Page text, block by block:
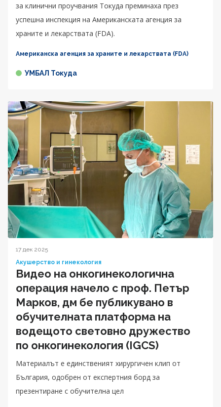
за клинични проучвания Токуда преминаха през
успешна инспекция на Американската агенция за
храните и лекарствата (FDA).
Американска агенция за храните и лекарствата (FDA)
УМБАЛ Токуда
17 дек 2025
Акушерство и гинекология
Видео на онкогинекологична
операция начело с проф. Петър
Марков, дм бе публикувано в
обучителната платформа на
водещото световно дружество
по онкогинекология (IGCS)
Материалът е единственият хирургичен клип от
България, одобрен от експертния борд за
презентиране с обучителна цел